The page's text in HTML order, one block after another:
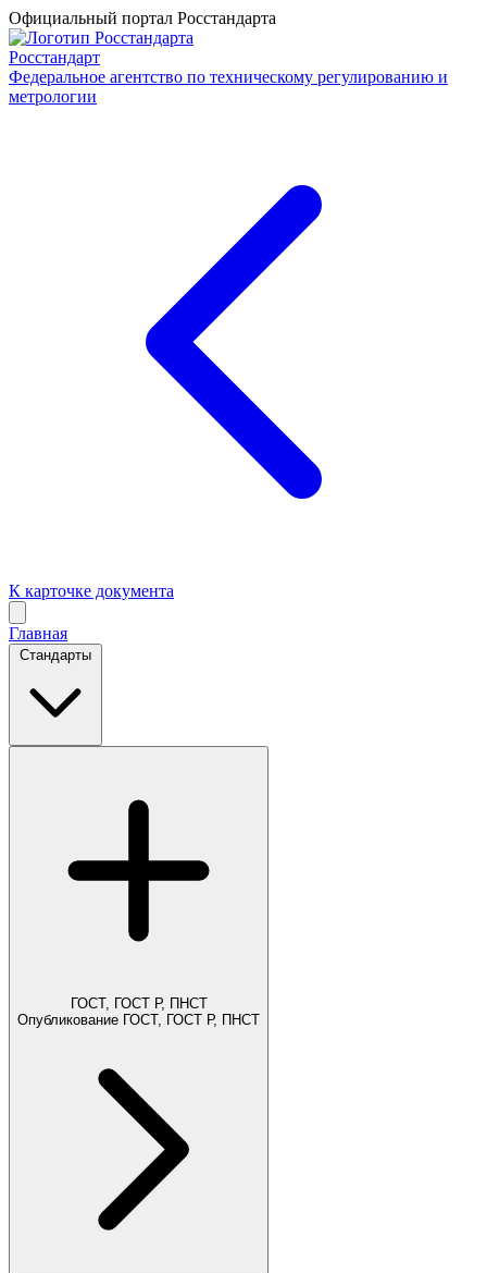
Официальный портал Росстандарта
Росстандарт
Федеральное агентство по техническому регулированию и
метрологии
К карточке документа
Главная
Стандарты
ГОСТ, ГОСТ Р, ПНСТ
Опубликование ГОСТ, ГОСТ Р, ПНСТ